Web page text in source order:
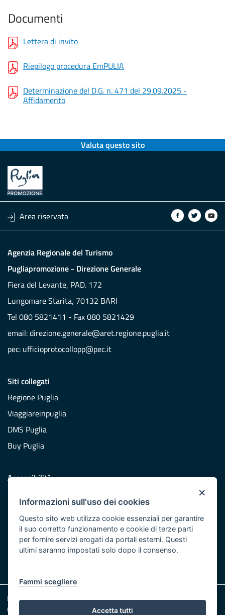
×
Informazioni sull'uso dei cookies
Questo sito web utilizza cookie essenziali per garantire
il suo corretto funzionamento e cookie di terze parti
per fornire servizi erogati da portali esterni. Questi
ultimi saranno impostati solo dopo il consenso.
Fammi scegliere
Accetta tutti
Documenti
Lettera di invito
Riepilogo procedura EmPULIA
Determinazione del D.G. n. 471 del 29.09.2025 -
Affidamento
Valuta questo sito
Area riservata
Agenzia Regionale del Turismo
Pugliapromozione - Direzione Generale
Fiera del Levante, PAD. 172
Lungomare Starita, 70132 BARI
Tel 080 5821411 - Fax 080 5821429
email:direzione.generale@aret.regione.puglia.it
pec: ufficioprotocollopp@pec.it
Siti collegati
Regione Puglia
Viaggiareinpuglia
DMS Puglia
Buy Puglia
Accessibilità
Redazione
Responsabili pubblicazione
Note legali
Cookie e Privacy